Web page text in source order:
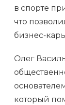
в спорте
что
бизнес-
Олег
который